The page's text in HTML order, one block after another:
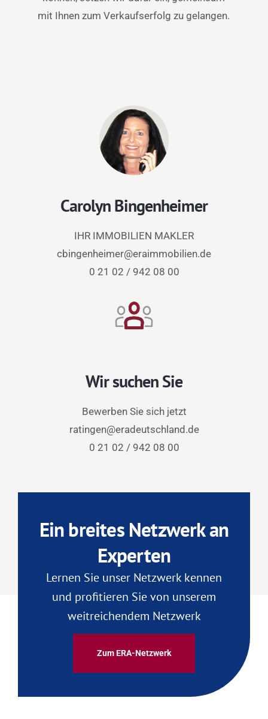
mit Ihnen zum Verkaufserfolg zu gelangen.
Carolyn Bingenheimer
IHR IMMOBILIEN MAKLER
cbingenheimer@eraimmobilien.de
0 21 02 / 942 08 00
Wir suchen Sie
Bewerben Sie sich jetzt
ratingen@eradeutschland.de
0 21 02 / 942 08 00
Ein breites Netzwerk an
Experten
Lernen Sie unser Netzwerk kennen
und profitieren Sie von unserem
weitreichendem Netzwerk
Zum ERA-Netzwerk